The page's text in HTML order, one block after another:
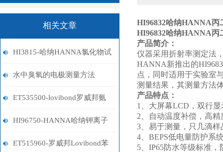
相关文章
HI3815-哈纳HANNA氯化物试
剂盒
水中臭氧的电极测量方法
ET535500-lovibond罗威邦氨
氮试剂
HI96750-HANNA哈纳钾离子
计
ET515960-罗威邦Lovibond苯
HI96832哈纳HANNA丙
HI96832哈纳HANNA丙
产品简介：
仪器采用折射率测定法
HANNA新推出的
点，同时适用于实验室
测量结果，其测量方法
产品特点：
1
、大屏幕LCD ，双行
2 、自动温度补偿，高
3 、易于测量，只几滴
4
BEPS低电量防护系
5
IP65防水等级标准，